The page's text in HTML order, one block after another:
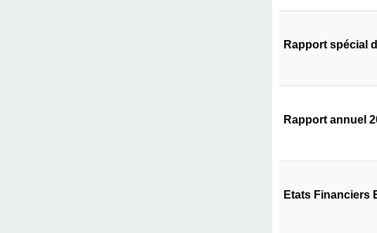
Rapport spécial
Rapport annuel
Etats Financiers